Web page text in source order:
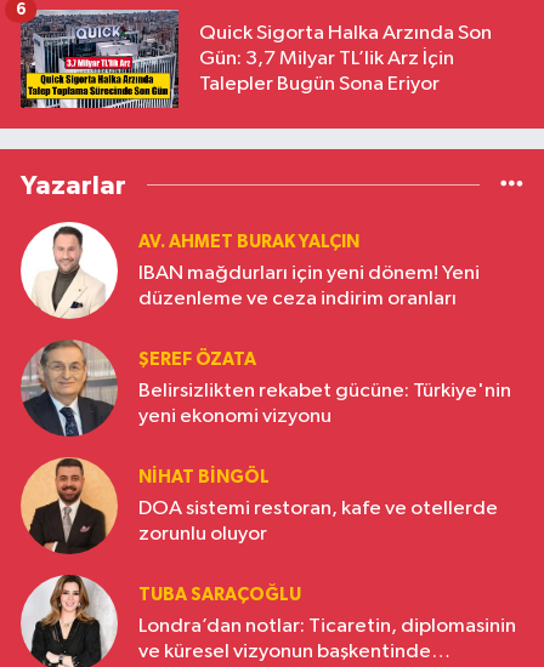
Quick Sigorta Halka Arzında Son
Gün: 3,7 Milyar TL’lik Arz İçin
Talepler Bugün Sona Eriyor
6
Yazarlar
AV. AHMET BURAK YALÇIN
IBAN mağdurları için yeni dönem! Yeni
düzenleme ve ceza indirim oranları
ŞEREF ÖZATA
Belirsizlikten rekabet gücüne: Türkiye'nin
yeni ekonomi vizyonu
NIHAT BINGÖL
DOA sistemi restoran, kafe ve otellerde
zorunlu oluyor
TUBA SARAÇOĞLU
Londra’dan notlar: Ticaretin, diplomasinin
ve küresel vizyonun başkentinde